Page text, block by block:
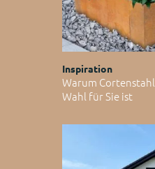
Inspiration
Warum
Wahl für Sie ist